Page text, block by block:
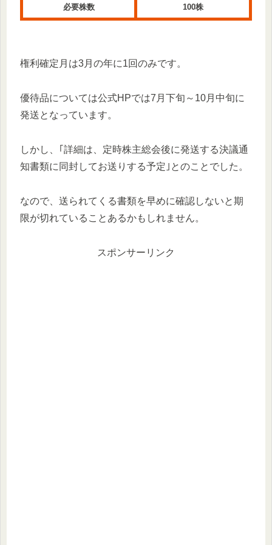
必要株数 100株
権利確定月は3月の年に1回のみです。
優待品については公式HPでは7月下旬～10月中旬に
発送となっています。
しかし、｢詳細は、定時株主総会後に発送する決議通
知書類に同封してお送りする予定｣とのことでした。
なので、送られてくる書類を早めに確認しないと期
限が切れていることあるかもしれません。
スポンサーリンク